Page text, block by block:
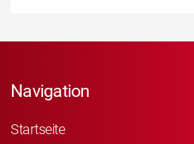
Navigation
Startseite